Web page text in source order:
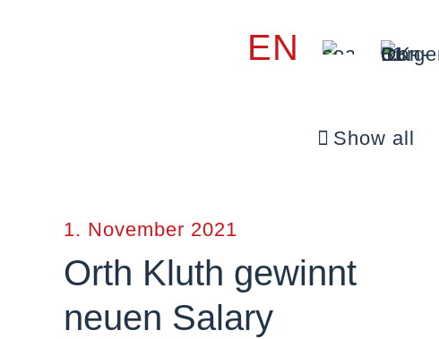
EN
Show all
1. November 2021
Orth Kluth gewinnt
neuen Salary